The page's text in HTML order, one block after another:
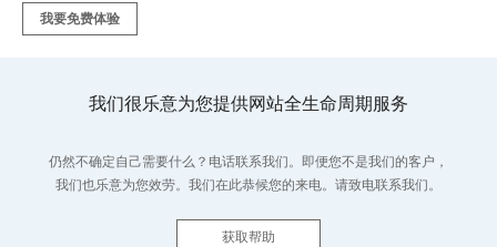
我要免费体验
我们很乐意为您提供网站全生命周期服务
仍然不确定自己需要什么？电话联系我们。即便您不是我们的客户，
我们也乐意为您效劳。我们在此恭候您的来电。请致电联系我们。
获取帮助